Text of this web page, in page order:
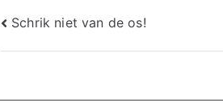
Bericht
navigatie
Schrik niet van de os!